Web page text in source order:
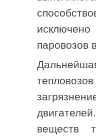
паровозов
веществ